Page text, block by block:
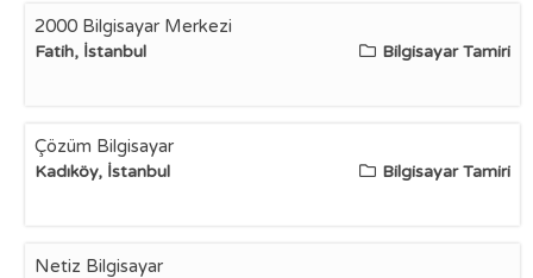
2000 Bilgisayar Merkezi
Fatih, İstanbul Bilgisayar Tamiri
Çözüm Bilgisayar
Kadıköy, İstanbul Bilgisayar Tamiri
Netiz Bilgisayar